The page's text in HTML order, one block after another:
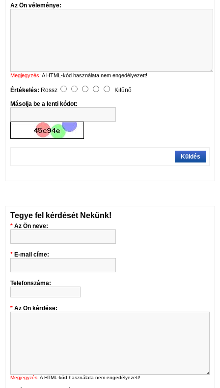
Az Ön véleménye:
Megjegyzés: A HTML-kód használata nem engedélyezett!
Értékelés: Rossz
Kitűnő
Másolja be a lenti kódot:
Küldés
Tegye fel kérdését Nekünk!
Az Ön neve:
E-mail címe:
Telefonszáma:
Az Ön kérdése:
Megjegyzés: A HTML-kód használata nem engedélyezett!